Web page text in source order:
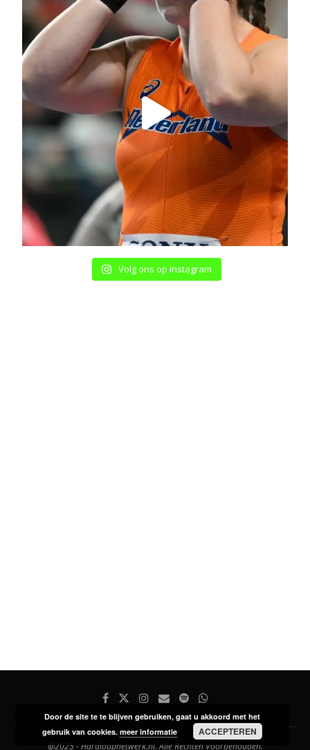
Volg ons op instagram
@2025 - Hardloopnetwerk.nl. Alle Rechten Voorbehouden.
Door de site te te blijven gebruiken, gaat u akkoord met het
gebruik van cookies.meer informatie ACCEPTEREN